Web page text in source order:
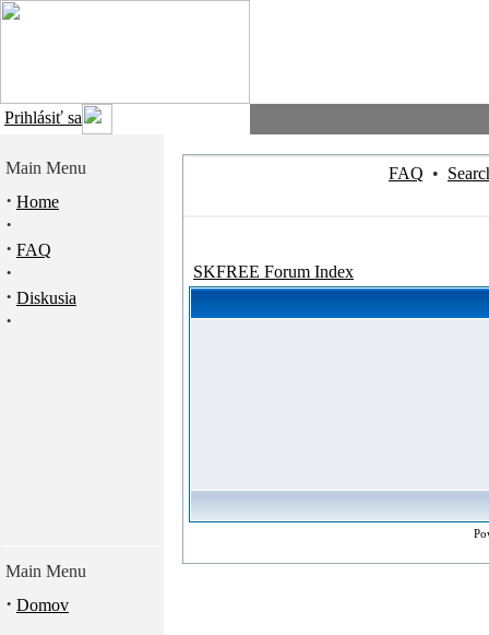
Prihlásiť sa
Main Menu
· Home
·
· FAQ
·
· Diskusia
·
Main Menu
· Domov
FAQ •
SKFREE Forum Index